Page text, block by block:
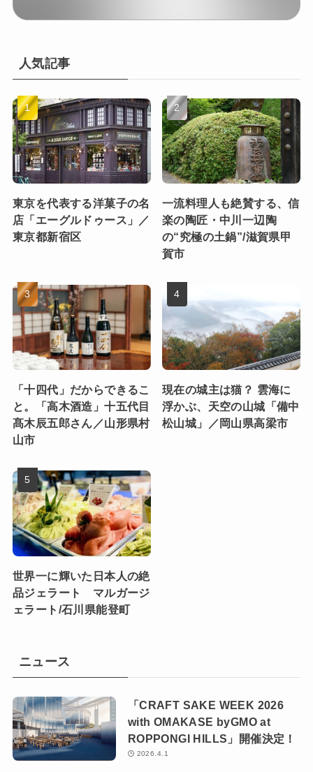
人気記事
東京を代表する洋菓子の名
店「エーグルドゥース」／
東京都新宿区
一流料理人も絶賛する、信
楽の陶匠・中川一辺陶
の“究極の土鍋”/滋賀県甲
賀市
「十四代」だからできるこ
と。「高木酒造」十五代目
髙木辰五郎さん／山形県村
山市
現在の城主は猫？ 雲海に
浮かぶ、天空の山城「備中
松山城」／岡山県高梁市
世界一に輝いた日本人の絶
品ジェラート マルガージ
ェラート/石川県能登町
ニュース
「CRAFT SAKE WEEK 2026
with OMAKASE byGMO at
ROPPONGI HILLS」開催決定！
2026.4.1